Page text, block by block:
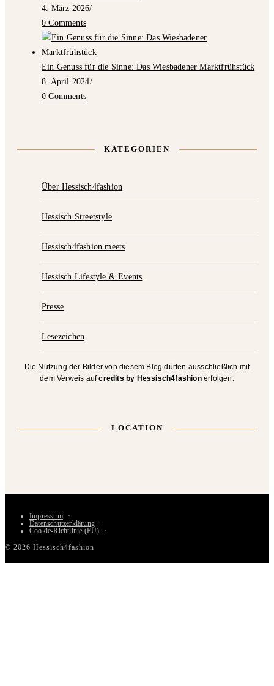
4. März 2026/
0 Comments
Ein Genuss für die Sinne: Das Wiesbadener Marktfrühstück
8. April 2024/
0 Comments
KATEGORIEN
Über Hessisch4fashion
Hessisch Streetstyle
Hessisch4fashion meets
Hessisch Lifestyle & Events
Presse
Lesezeichen
Die Nutzung der Bilder von diesem Blog dürfen ausschließlich mit
dem Verweis aufcredits by Hessisch4fashionerfolgen.
LOCATION
Impressum
Datenschutzerklärung
Cookie-Richtlinie (EU)
© 2026 Hessisch4fashion